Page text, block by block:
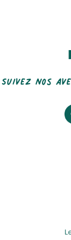
Suivez nos